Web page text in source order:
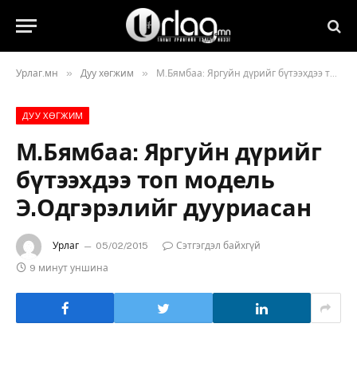
Урлаг.мн » Дуу хөгжим » М.Бямбаа: Яргуйн дүрийг бүтээхдээ топ модель Э.Одгэрэлийг дууриасан
ДУУ ХӨГЖИМ
М.Бямбаа: Яргуйн дүрийг
бүтээхдээ топ модель
Э.Одгэрэлийг дууриасан
Урлаг 05/02/2015
Сэтгэгдэл байхгүй
9 минут уншина